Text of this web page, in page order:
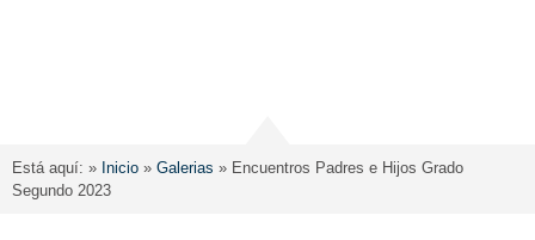
Está aquí: » Inicio » Galerias » Encuentros Padres e Hijos Grado
Segundo 2023